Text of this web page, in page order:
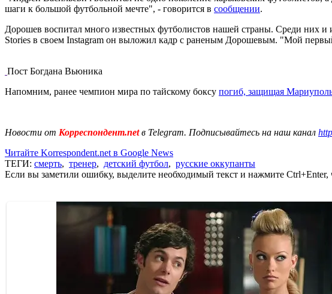
шаги к большой футбольной мечте", - говорится в сообщении.
Дорошев воспитал много известных футболистов нашей страны. Среди них
Stories в своем Instagram он выложил кадр с раненым Дорошевым. "Мой
Пост Богдана Вьюника
Напомним, ранее чемпион мира по тайскому боксу погиб, защищая
Новости от Корреспондент.netв Telegram. Подписывайтесь на наш канал
Читайте Korrespondent.net в Google News
ТЕГИ: смерть, тренер, детский футбол, русские оккупанты
Если вы заметили ошибку, выделите необходимый текст и нажмите